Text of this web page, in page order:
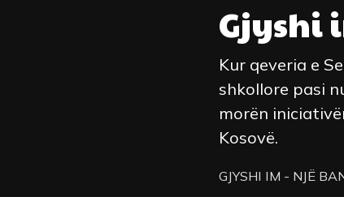
Gjyshi
Kur qeveria e
shkollore pasi
morën
Kosovë.
GJYSHI IM - NJË